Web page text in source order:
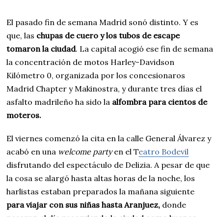
El pasado fin de semana Madrid sonó distinto. Y es
que, las chupas de cuero y los tubos de escape
tomaron la ciudad. La capital acogió ese fin de semana
la concentración de motos Harley-Davidson
Kilómetro 0, organizada por los concesionaros
Madrid Chapter y Makinostra, y durante tres días el
asfalto madrileño ha sido la alfombra para cientos de
moteros.
El viernes comenzó la cita en la calle General Álvarez y
acabó en una welcome partyen el Teatro Bodevil
disfrutando del espectáculo de Delizia. A pesar de que
la cosa se alargó hasta altas horas de la noche, los
harlistas estaban preparados la mañana siguiente
para viajar con sus niñas hasta Aranjuez, donde